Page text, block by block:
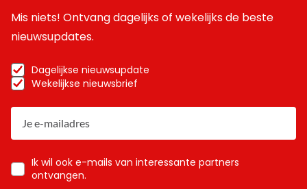
Mis niets! Ontvang dagelijks of wekelijks de beste
nieuwsupdates.
Dagelijkse nieuwsupdate
Wekelijkse nieuwsbrief
Ik wil ook e-mails van interessante partners
ontvangen.